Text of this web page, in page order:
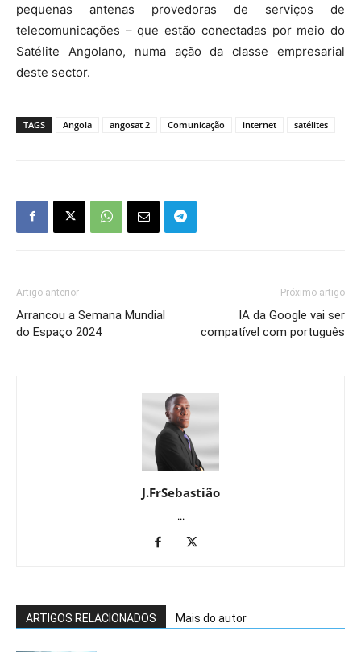
pequenas antenas provedoras de serviços de
telecomunicações – que estão conectadas por meio do
Satélite Angolano, numa ação da classe empresarial
deste sector.
TAGS Angola angosat 2 Comunicação internet satélites
Artigo anterior
Arrancou a Semana Mundial
do Espaço 2024
Próximo artigo
IA da Google vai ser
compatível com português
J.FrSebastião
...
ARTIGOS RELACIONADOS Mais do autor